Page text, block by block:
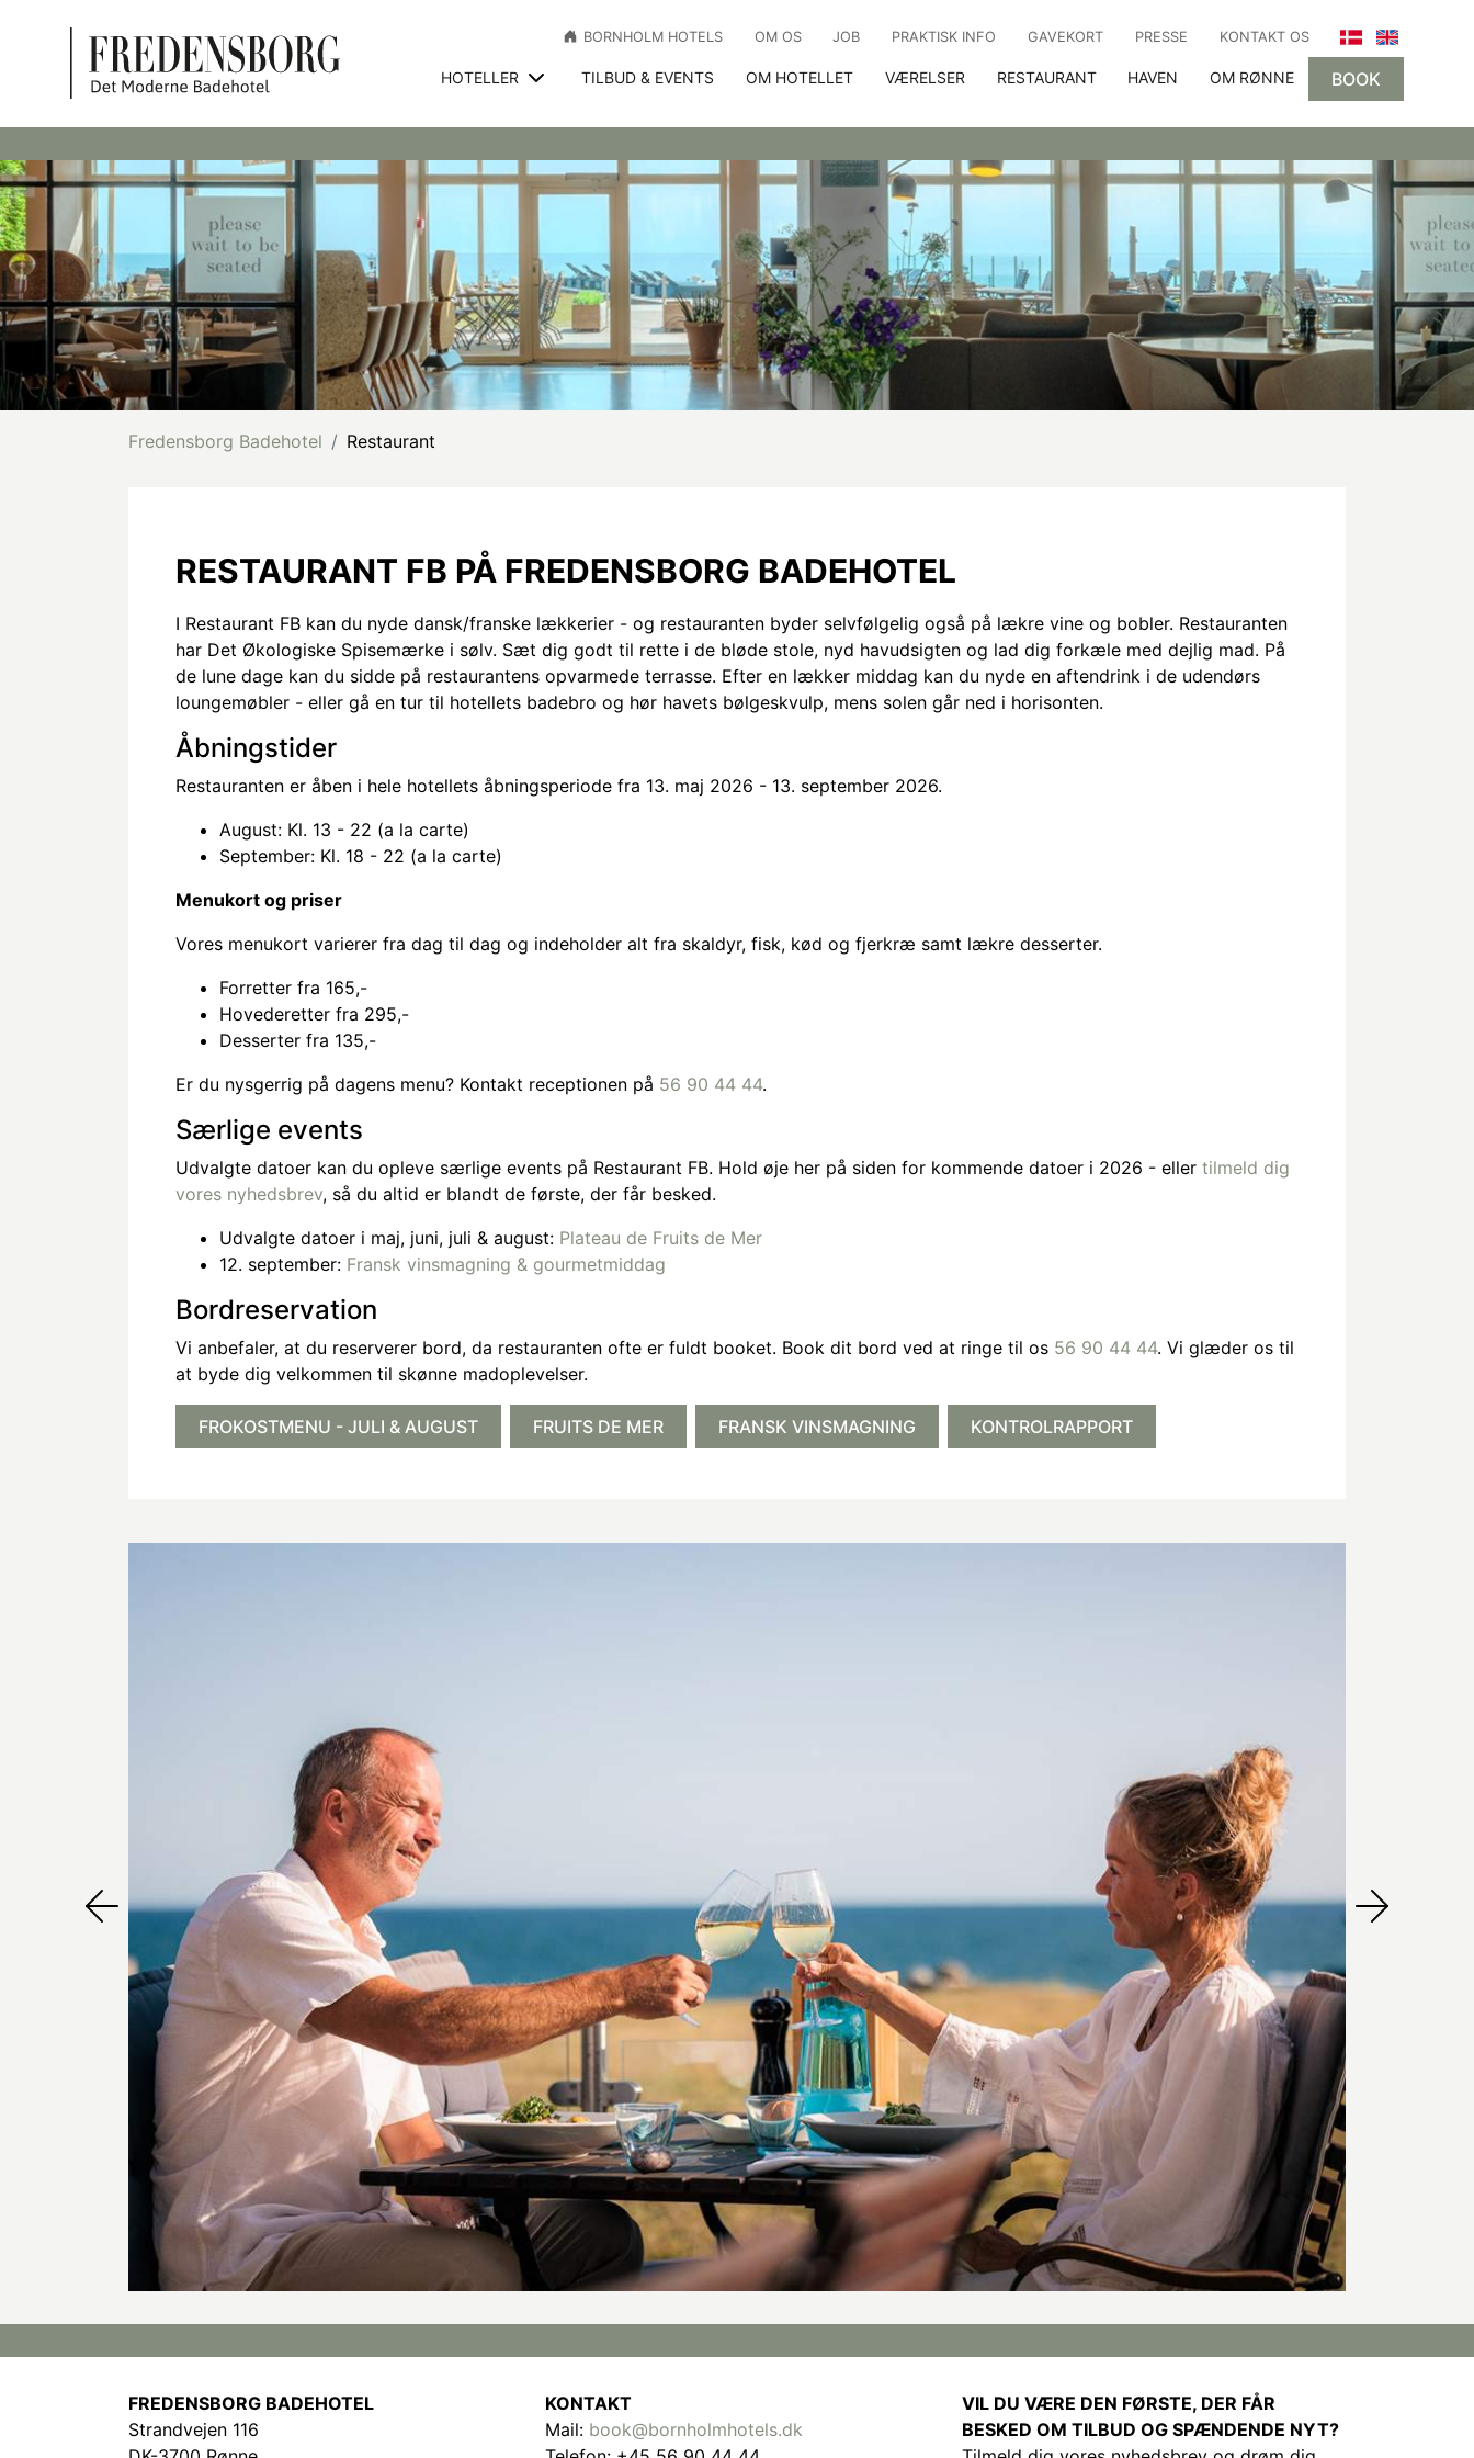
HOTELLER TILBUD & EVENTS OM HOTELLET VÆRELSER RESTAURANT HAVEN OM RØNNE BOOK
BORNHOLM HOTELS OM OS JOB PRAKTISK INFO GAVEKORT PRESSE KONTAKT OS
Fredensborg Badehotel Restaurant
RESTAURANT FB PÅ FREDENSBORG BADEHOTEL
I Restaurant FB kan du nyde dansk/franske lækkerier - og restauranten byder selvfølgelig også på lækre vine og bobler. Restauranten
har Det Økologiske Spisemærke i sølv. Sæt dig godt til rette i de bløde stole, nyd havudsigten og lad dig forkæle med dejlig mad. På
de lune dage kan du sidde på restaurantens opvarmede terrasse. Efter en lækker middag kan du nyde en aftendrink i de udendørs
loungemøbler - eller gå en tur til hotellets badebro og hør havets bølgeskvulp, mens solen går ned i horisonten.
Åbningstider
Restauranten er åben i hele hotellets åbningsperiode fra 13. maj 2026 - 13. september 2026.
August: Kl. 13 - 22 (a la carte)
September: Kl. 18 - 22 (a la carte)
Menukort og priser
Vores menukort varierer fra dag til dag og indeholder alt fra skaldyr, fisk, kød og fjerkræ samt lækre desserter.
Forretter fra 165,-
Hovederetter fra 295,-
Desserter fra 135,-
Er du nysgerrig på dagens menu? Kontakt receptionen på 56 90 44 44.
Særlige events
Udvalgte datoer kan du opleve særlige events på Restaurant FB. Hold øje her på siden for kommende datoer i 2026 - eller tilmeld dig
vores nyhedsbrev, så du altid er blandt de første, der får besked.
Udvalgte datoer i maj, juni, juli & august: Plateau de Fruits de Mer
12. september: Fransk vinsmagning & gourmetmiddag
Bordreservation
Vi anbefaler, at du reserverer bord, da restauranten ofte er fuldt booket. Book dit bord ved at ringe til os 56 90 44 44. Vi glæder os til
at byde dig velkommen til skønne madoplevelser.
FROKOSTMENU - JULI & AUGUST FRUITS DE MER FRANSK VINSMAGNING KONTROLRAPPORT
FREDENSBORG BADEHOTEL
Strandvejen 116
KONTAKT
Mail: book@bornholmhotels.dk
VIL DU VÆRE DEN FØRSTE, DER FÅR
BESKED OM TILBUD OG SPÆNDENDE NYT?